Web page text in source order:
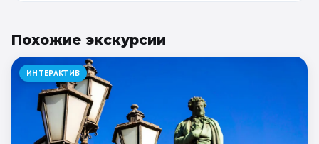
Похожие экскурсии
ИНТЕРАКТИВ